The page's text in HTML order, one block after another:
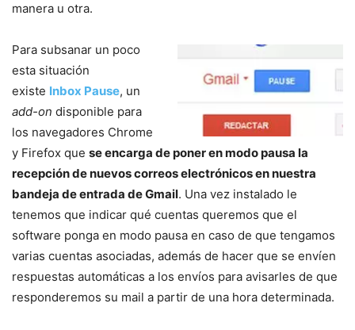
manera u otra.
Para subsanar un poco
esta situación
existe Inbox Pause, un
add-on disponible para
los navegadores Chrome
y Firefox que se encarga de poner en modo pausa la
recepción de nuevos correos electrónicos en nuestra
bandeja de entrada de Gmail. Una vez instalado le
tenemos que indicar qué cuentas queremos que el
software ponga en modo pausa en caso de que tengamos
varias cuentas asociadas, además de hacer que se envíen
respuestas automáticas a los envíos para avisarles de que
responderemos su mail a partir de una hora determinada.